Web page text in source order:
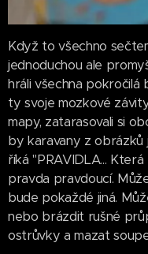
Když to všechno
jednoduchou ale
hráli všechna pokročilá
ty svoje mozkové
mapy, zatarasovali si
by karavany z obrázků
říká "PRAVIDLA...
pravda pravdoucí.
bude pokaždé jiná.
nebo brázdit rušné
ostrůvky a mazat